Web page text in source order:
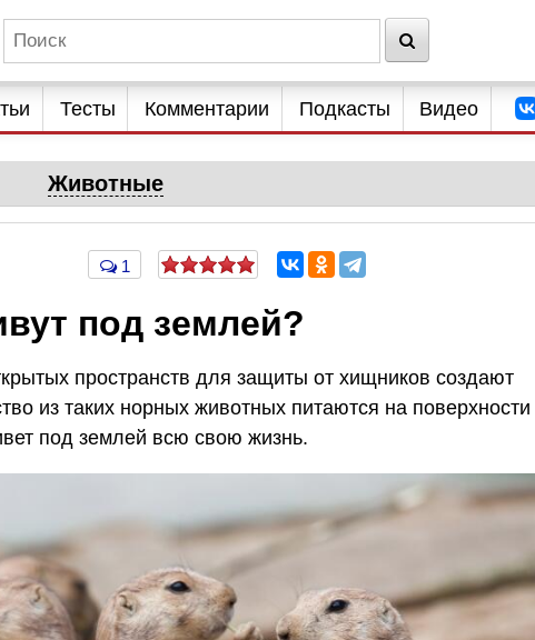
Тесты Комментарии Подкасты Видео
Животные
1
под землей?
пространств для защиты от хищников создают
из таких норных животных питаются на поверхности
под землей всю свою жизнь.